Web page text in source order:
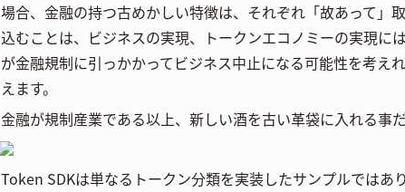
場合、金融の持つ古めかしい特徴は、それぞれ「故あって」
込むことは、ビジネスの実現、トークンエコノミーの実現に
が金融規制に引っかかってビジネス中止になる可能性を考え
えます。
金融が規制産業である以上、新しい酒を古い革袋に入れる事
Token SDKは単なるトークン分類を実装したサンプルではあ